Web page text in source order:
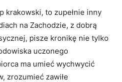
krakowski, to zupełnie inny
na Zachodzie, z dobrą
pisze kronikę nie tylko
uczonego
ma umieć wychwycić
zrozumieć zawiłe